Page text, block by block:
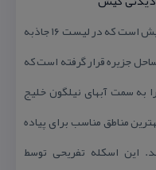
اسكله تفریحی جز بهترین جاهای دیدنی كیش است كه در لیست ۱۶ جاذبه
جزیره قرار گرفته است كه
به سمت آبهای نیلگون خلیج
مناطق مناسب برای پیاده
اسكله تفریحی توسط